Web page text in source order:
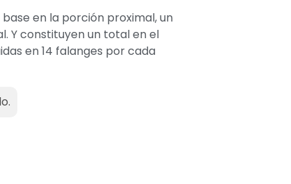
en la porción proximal, un
Y constituyen un total en el
en 14 falanges por cada